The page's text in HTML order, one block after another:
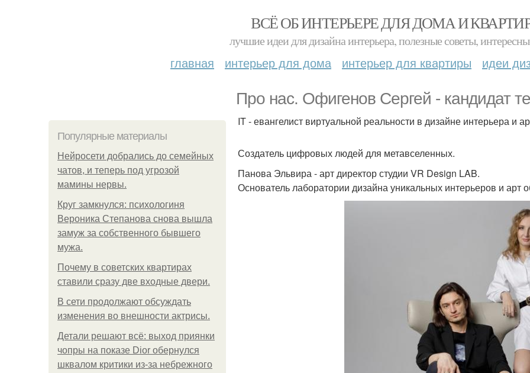
ВСЁ ОБ ИНТЕРЬЕРЕ ДЛЯ ДОМА И
лучшие идеи для дизайна интерьера, полезные советы,
главная интерьер для дома интерьер для квартиры идеи
Про нас. Офигенов Сергей - кандидат
Популярные материалы
Нейросети добрались до семейных
чатов, и теперь под угрозой
мамины нервы.
Круг замкнулся: психологиня
Вероника Степанова снова вышла
замуж за собственного бывшего
мужа.
Почему в советских квартирах
ставили сразу две входные двери.
В сети продолжают обсуждать
изменения во внешности актрисы.
Детали решают всё: выход приянки
чопры на показе Dior обернулся
шквалом критики из-за небрежного
IT - евангелист виртуальной реальности в дизайне интерьера и
Создатель цифровых людей для метавселенных.
Панова Эльвира - арт директор студии VR Design LAB.
Основатель лаборатории дизайна уникальных интерьеров и арт